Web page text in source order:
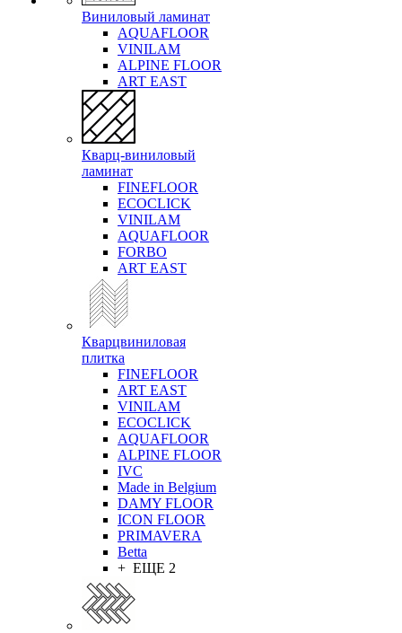
Виниловый ламинат
AQUAFLOOR
VINILAM
ALPINE FLOOR
ART EAST
Кварц-виниловый
ламинат
FINEFLOOR
ECOCLICK
VINILAM
AQUAFLOOR
FORBO
ART EAST
Кварцвиниловая
плитка
FINEFLOOR
ART EAST
VINILAM
ECOCLICK
AQUAFLOOR
ALPINE FLOOR
IVC
Made in Belgium
DAMY FLOOR
ICON FLOOR
PRIMAVERA
Betta
+ ЕЩЕ 2